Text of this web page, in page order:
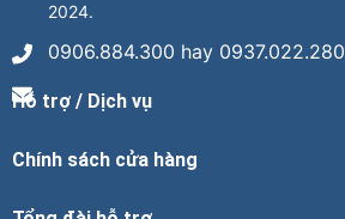
2024.
0906.884.300 hay 0937.022.280
Hỗ trợ / Dịch vụ
Chính sách cửa hàng